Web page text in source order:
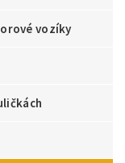
vozíky